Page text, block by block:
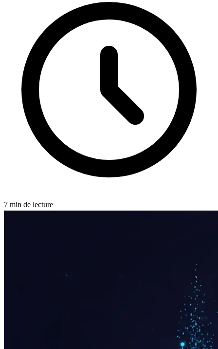
7 min de lecture